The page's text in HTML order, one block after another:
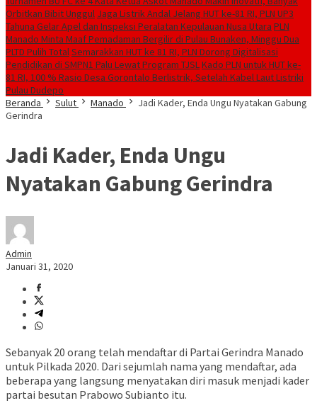
Orbitkan Bibit Unggul Jaga Listrik Andal Jelang HUT ke-81 RI, PLN UP3
Tahuna Gelar Apel dan Inspeksi Peralatan Kepulauan Nusa Utara PLN
Manado Minta Maaf Pemadaman Bergilir di Pulau Bunaken, Minggu Dua
PLTD Pulih TotalSemarakkan HUT ke 81 RI, PLN Dorong Digitalisasi
Pendidikan di SMPN1 Palu Lewat Program TJSLKado PLN untuk HUT ke-
81 RI, 100 % Rasio Desa Gorontalo Berlistrik, Setelah Kabel Laut Listriki
Pulau Dudepo
Beranda
Sulut Manado
Jadi Kader, Enda Ungu Nyatakan Gabung
Gerindra
Jadi Kader, Enda Ungu
Nyatakan Gabung Gerindra
Admin
Januari 31, 2020
Sebanyak 20 orang telah mendaftar di Partai Gerindra Manado
untuk Pilkada 2020. Dari sejumlah nama yang mendaftar, ada
beberapa yang langsung menyatakan diri masuk menjadi kader
partai besutan Prabowo Subianto itu.